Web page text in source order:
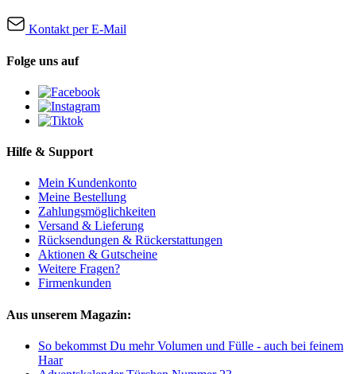
Kontakt per E-Mail
Folge uns auf
Hilfe & Support
Mein Kundenkonto
Meine Bestellung
Zahlungsmöglichkeiten
Versand & Lieferung
Rücksendungen & Rückerstattungen
Aktionen & Gutscheine
Weitere Fragen?
Firmenkunden
Aus unserem Magazin:
So bekommst Du mehr Volumen und Fülle - auch bei feinem
Haar